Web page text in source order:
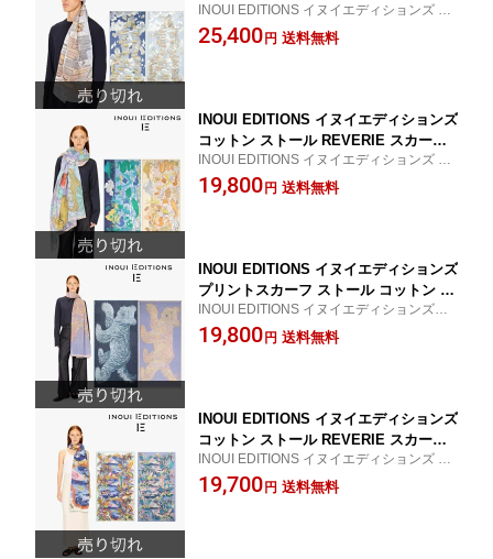
カーフ COTTON inouitoosh イヌイト
ゥーシュ 春夏 2025SS プレゼント ギフ
INOUI EDITIONS イヌイエディションズ 20
25SS ストール
25,400 円 送料無料
INOUI EDITIONS イヌイエディションズ
コットン ストール REVERIE スカーフ
COTTON inouitoosh イヌイトゥーシュ
春夏 2025SS プレゼント ギフト 母の日
INOUI EDITIONS イヌイエディションズ 20
25SS コットンストール
19,800 円 送料無料
INOUI EDITIONS イヌイエディションズ
プリントスカーフ ストール コットン イ
ンド inouitoosh イヌイトゥーシュ ET2
01FR26 秋冬 2024AW プレゼント ギフ
INOUI EDITIONS イヌイエディションズ
コットンストール
19,800 円 送料無料
INOUI EDITIONS イヌイエディションズ
コットン ストール REVERIE スカーフ
COTTON inouitoosh イヌイトゥーシュ
春夏 2025SS プレゼント ギフト 母の日
INOUI EDITIONS イヌイエディションズ 20
25SS コットンストール
19,700 円 送料無料